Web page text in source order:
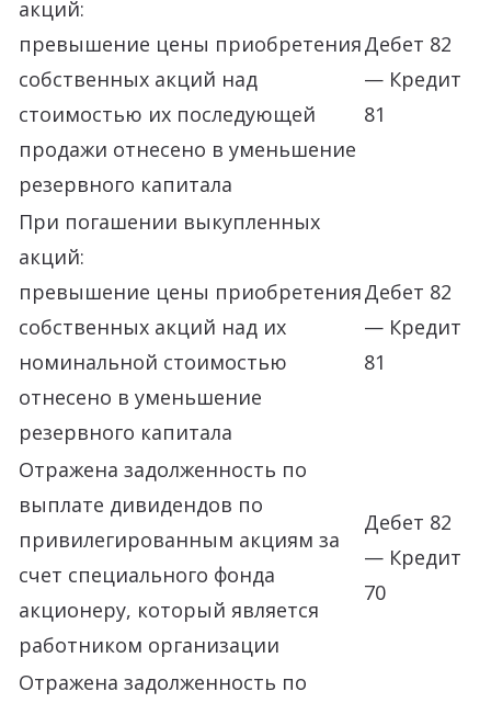
акций:
превышение цены приобретения
собственных акций над
стоимостью их последующей
продажи отнесено в уменьшение
резервного капитала
Дебет 82
— Кредит
81
При погашении выкупленных
акций:
превышение цены приобретения
собственных акций над их
номинальной стоимостью
отнесено в уменьшение
резервного капитала
Дебет 82
— Кредит
81
Отражена задолженность по
выплате дивидендов по
привилегированным акциям за
счет специального фонда
акционеру, который является
работником организации
Дебет 82
— Кредит
70
Отражена задолженность по